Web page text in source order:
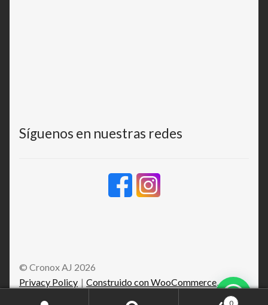
Síguenos en nuestras redes
© Cronox AJ 2026
Privacy Policy
Construido con WooCommerce.
0